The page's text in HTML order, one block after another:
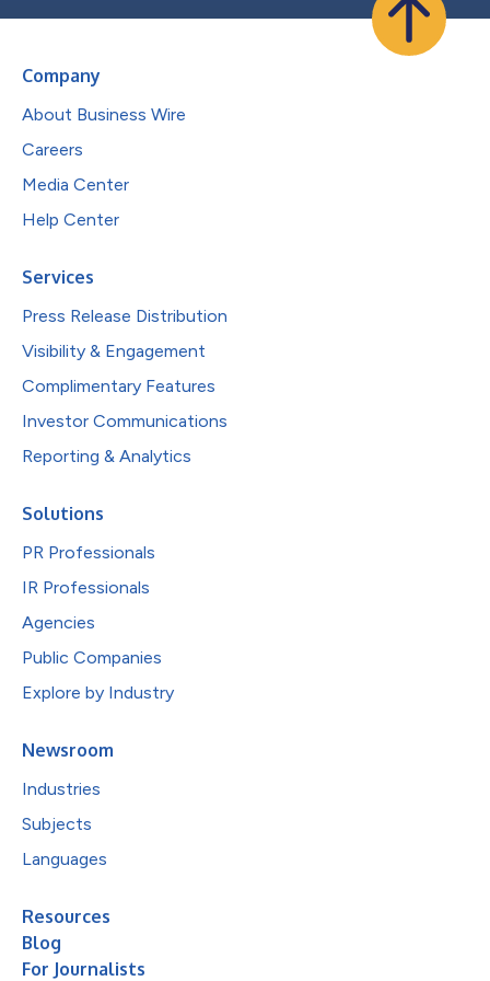
Company
About Business Wire
Careers
Media Center
Help Center
Services
Press Release Distribution
Visibility & Engagement
Complimentary Features
Investor Communications
Reporting & Analytics
Solutions
PR Professionals
IR Professionals
Agencies
Public Companies
Explore by Industry
Newsroom
Industries
Subjects
Languages
Resources
Blog
For Journalists